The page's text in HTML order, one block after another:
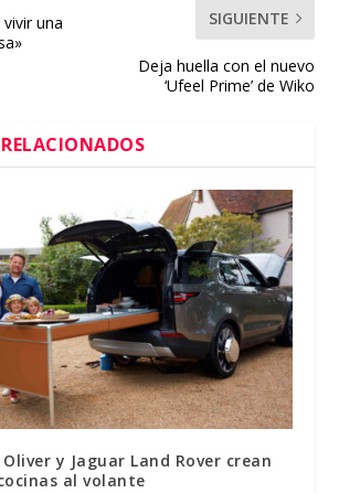
vivir una
SIGUIENTE
Deja huella con el nuevo
‘Ufeel Prime’ de Wiko
y Jaguar Land Rover crean
al volante